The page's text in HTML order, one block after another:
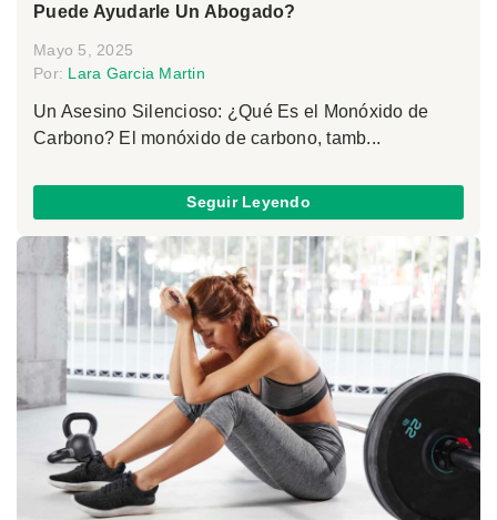
Puede Ayudarle Un Abogado?
Mayo 5, 2025
Por: Lara Garcia Martin
Un Asesino Silencioso: ¿Qué Es el Monóxido de
Carbono? El monóxido de carbono, tamb...
Seguir Leyendo